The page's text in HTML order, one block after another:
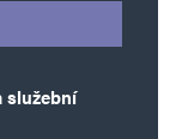
služební